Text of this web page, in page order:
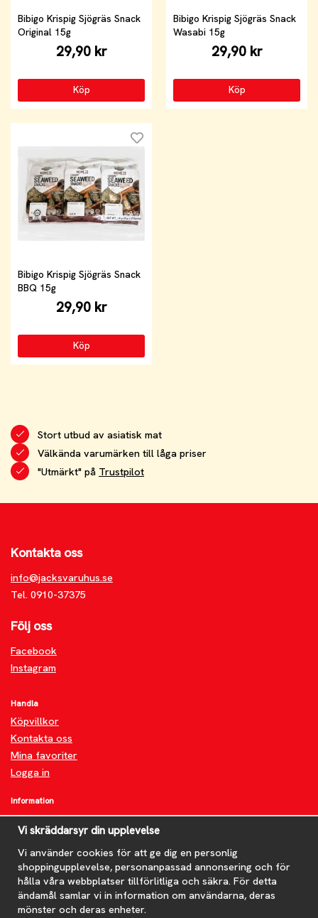
Bibigo Krispig Sjögräs Snack
Original 15g
29,90 kr
Köp
Bibigo Krispig Sjögräs Snack
Wasabi 15g
29,90 kr
Köp
Bibigo Krispig Sjögräs Snack
BBQ 15g
29,90 kr
Köp
Stort utbud av asiatisk mat
Välkända varumärken till låga priser
"Utmärkt" på Trustpilot
Kontakta oss
info@jacksvaruhus.se
Tel. 0910-37375
Följ oss
Facebook
Instagram
Handla
Köpvillkor
Kontakta oss
Mina favoriter
Logga in
Information
Om oss
FAQ
Nyheter
Nyhetsbrev
Om cookies
Prenumerera på nyhetsbrevet för våra bästa erbjudanden och
Vi skräddarsyr din upplevelse
Vi använder cookies för att ge dig en personlig
shoppingupplevelse, personanpassad annonsering och för
hålla våra webbplatser tillförlitliga och säkra. För detta
ändamål samlar vi in information om användarna, deras
mönster och deras enheter.